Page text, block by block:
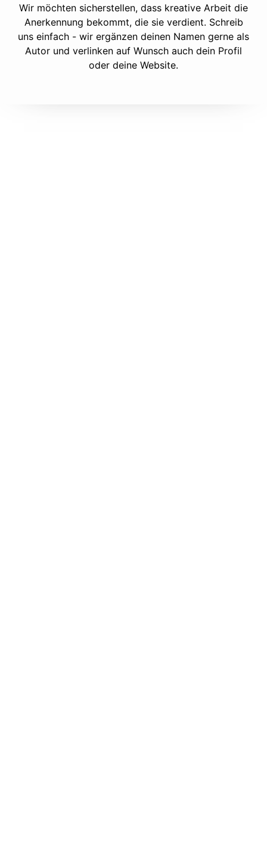
Wir möchten sicherstellen, dass kreative Arbeit die
Anerkennung bekommt, die sie verdient. Schreib
uns einfach - wir ergänzen deinen Namen gerne als
Autor und verlinken auf Wunsch auch dein Profil
oder deine Website.